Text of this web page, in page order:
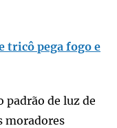
tricô pega fogo e
padrão de luz de
moradores